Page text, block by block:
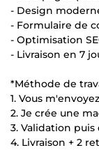
- Design
- Formulaire de
- Optimisation
- Livraison en 7
*Méthode de
1. Vous
2. Je crée une
3. Validation
4. Livraison + 2